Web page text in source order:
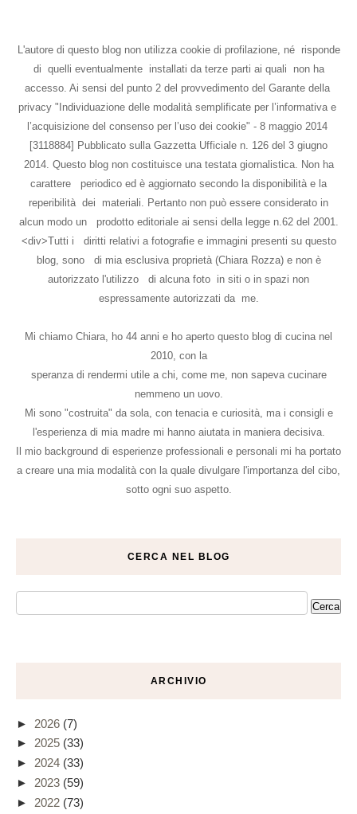
L'autore di questo blog non utilizza cookie di profilazione, né risponde
di quelli eventualmente installati da terze parti ai quali non ha
accesso. Ai sensi del punto 2 del provvedimento del Garante della
privacy "Individuazione delle modalità semplificate per l’informativa e
l’acquisizione del consenso per l’uso dei cookie" - 8 maggio 2014
[3118884] Pubblicato sulla Gazzetta Ufficiale n. 126 del 3 giugno
2014. Questo blog non costituisce una testata giornalistica. Non ha
carattere periodico ed è aggiornato secondo la disponibilità e la
reperibilità dei materiali. Pertanto non può essere considerato in
alcun modo un prodotto editoriale ai sensi della legge n.62 del 2001.
<div>Tutti i diritti relativi a fotografie e immagini presenti su questo
blog, sono di mia esclusiva proprietà (Chiara Rozza) e non è
autorizzato l'utilizzo di alcuna foto in siti o in spazi non
espressamente autorizzati da me.
Mi chiamo Chiara, ho 44 anni e ho aperto questo blog di cucina nel
2010, con la
speranza di rendermi utile a chi, come me, non sapeva cucinare
nemmeno un uovo.
Mi sono "costruita" da sola, con tenacia e curiosità, ma i consigli e
l'esperienza di mia madre mi hanno aiutata in maniera decisiva.
Il mio background di esperienze professionali e personali mi ha portato
a creare una mia modalità con la quale divulgare l'importanza del cibo,
sotto ogni suo aspetto.
CERCA NEL BLOG
ARCHIVIO
► 2026 (7)
► 2025 (33)
► 2024 (33)
► 2023 (59)
► 2022 (73)